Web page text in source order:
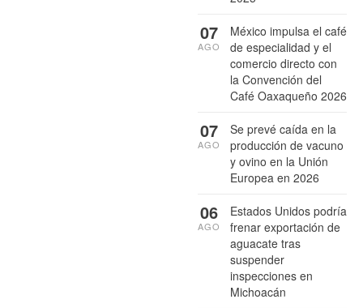
México impulsa el café
de especialidad y el
comercio directo con
la Convención del
Café Oaxaqueño 2026
07
AGO
Se prevé caída en la
producción de vacuno
y ovino en la Unión
Europea en 2026
07
AGO
Estados Unidos podría
frenar exportación de
aguacate tras
suspender
inspecciones en
Michoacán
06
AGO